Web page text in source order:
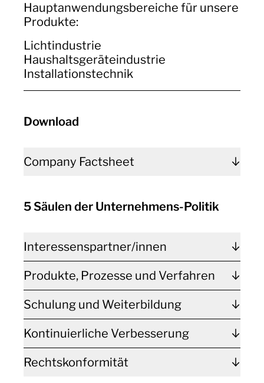
Haupt­anwendungs­bereiche für unsere
Produkte:
Lichtindustrie
Haushaltsgeräteindustrie
Installationstechnik
Download
Company Factsheet
5 Säulen der Unternehmens-Politik
Interessenspartner/innen
Produkte, Prozesse und Verfahren
Schulung und Weiterbildung
Kontinuierliche Verbesserung
Rechtskonformität